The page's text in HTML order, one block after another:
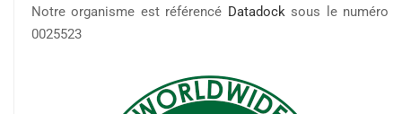
Notre organisme est référencé Datadocksous le numéro
0025523